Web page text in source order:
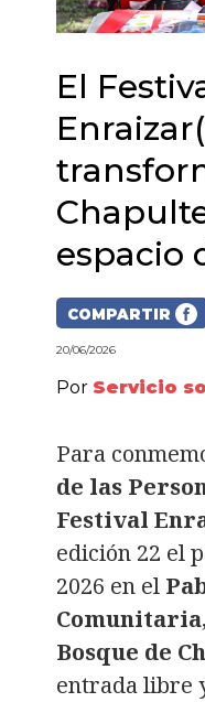
El
espacio
COMPARTIR
20/06/2026
Por Servicio
Para
de las
Festival
edición 22 el
2026 en el
Comunitaria
Bosque de
entrada libre